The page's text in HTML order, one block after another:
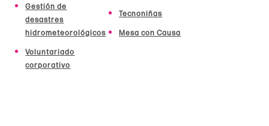
Gestión de
desastres
hidrometeorológicos
Voluntariado
corporativo
Tecnoniñas
Mesa con Causa